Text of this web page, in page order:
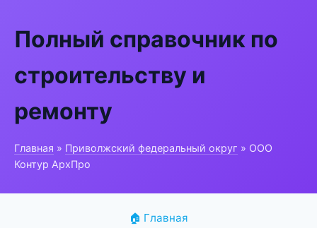
Полный справочник по
строительству и
ремонту
Главная » Приволжский федеральный округ » ООО
Контур АрхПро
🏠 Главная